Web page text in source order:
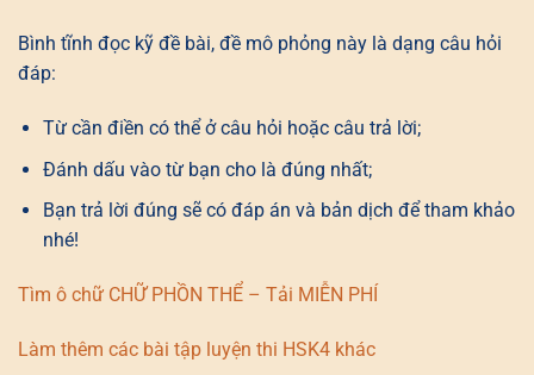
Bình tĩnh đọc kỹ đề bài, đề mô phỏng này là dạng câu hỏi
đáp:
Từ cần điền có thể ở câu hỏi hoặc câu trả lời;
Đánh dấu vào từ bạn cho là đúng nhất;
Bạn trả lời đúng sẽ có đáp án và bản dịch để tham khảo
nhé!
Tìm ô chữ CHỮ PHỒN THỂ – Tải MIỄN PHÍ
Làm thêm các bài tập luyện thi HSK4 khác